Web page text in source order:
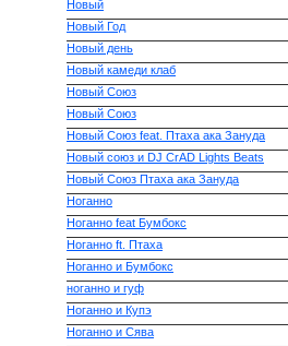
Новый
Новый Год
Новый день
Новый камеди клаб
Новый Союз
Новый Союз
Новый Союз feat. Птаха ака Зануда
Новый союз и DJ CrAD Lights Beats
Новый Союз Птаха ака Зануда
Ноганно
Ноганно feat Бумбокс
Ноганно ft. Птаха
Ноганно и Бумбокс
ноганно и гуф
Ноганно и Купэ
Ноганно и Сява